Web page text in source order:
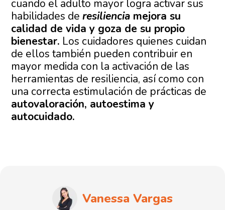
cuando el adulto mayor logra activar sus
habilidades deresiliencia mejora su
calidad de vida y goza de su propio
bienestar. Los cuidadores quienes cuidan
de ellos también pueden contribuir en
mayor medida con la activación de las
herramientas de resiliencia, así como con
una correcta estimulación de prácticas de
autovaloración, autoestima y
autocuidado.
Vanessa Vargas